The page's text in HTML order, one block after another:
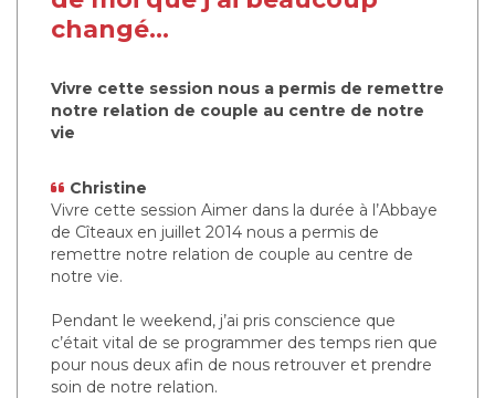
changé...
Vivre cette session nous a permis de remettre
notre relation de couple au centre de notre
vie
Christine
Vivre cette session Aimer dans la durée à l’Abbaye
de Cîteaux en juillet 2014 nous a permis de
remettre notre relation de couple au centre de
notre vie.
Pendant le weekend, j’ai pris conscience que
c’était vital de se programmer des temps rien que
pour nous deux afin de nous retrouver et prendre
soin de notre relation.